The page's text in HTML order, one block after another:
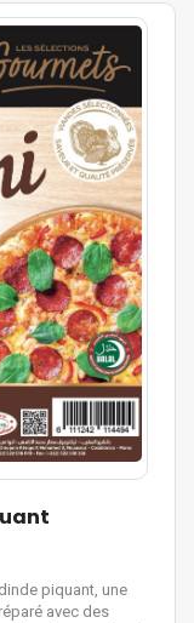
piquant, une
avec des